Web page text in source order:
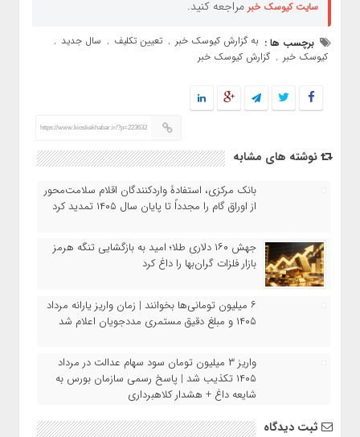
سایت کیوسک خبر مراجعه کنید.
برچسب ها : به گزارش کیوسک خبر , تعیین تکلیف , سال جدید ,
کیوسک خبر , گزارش کیوسک خبر
https://www.kioskekhabar.ir/?p=223632
نوشته های مشابه
بانک مرکزی، استفادۀ واردکنندگان اقلام سلامت‌محور
از اوراق گام را مجدداً تا پایان سال ۱۴۰۵ تمدید کرد
جهش ۱۶۰ دلاری طلا؛ امید به بازگشایی تنگه هرمز
بازار فلزات گران‌بها را داغ کرد
۶ میلیون تومانی‌ها بخوانند | زمان واریز یارانه مرداد
۱۴۰۵ و مبلغ دقیق مستمری مددجویان اعلام شد
واریز ۳ میلیون تومان سود سهام عدالت در مرداد
۱۴۰۵ تکذیب شد | پاسخ رسمی سازمان بورس به
شایعه داغ + هشدار کلاهبرداری
ثبت دیدگاه